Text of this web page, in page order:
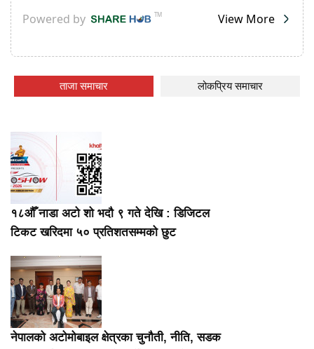
ताजा समाचार लोकप्रिय समाचार
१८औँ नाडा अटो शो भदौ ९ गते देखि : डिजिटल
टिकट खरिदमा ५० प्रतिशतसम्मको छुट
नेपालको अटोमोबाइल क्षेत्रका चुनौती, नीति, सडक